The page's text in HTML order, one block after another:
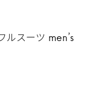
ルスーツ men’s